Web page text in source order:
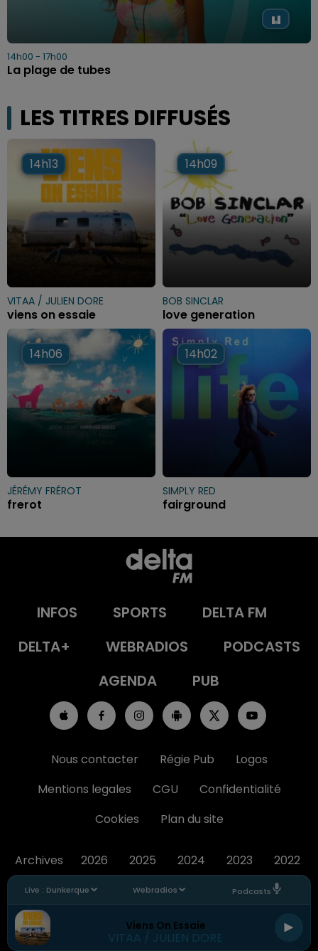
Live : Dunkerque Webradios Podcasts
Viens On Essaie
VITAA / JULIEN DORE
14h00 - 17h00
La plage de tubes
LES TITRES DIFFUSÉS
14h13
14h13
VITAA / JULIEN DORE
viens on essaie
14h09
14h09
BOB SINCLAR
love generation
14h06
14h06
JÉRÉMY FRÉROT
frerot
14h02
14h02
SIMPLY RED
fairground
INFOS SPORTS
DELTA FM
DELTA+
WEBRADIOS
PODCASTS
AGENDA
PUB
Nous contacter Régie Pub
Logos
Mentions legales
CGU
Confidentialité
Cookies
Plan du site
Archives 2026 2025 2024 2023 2022